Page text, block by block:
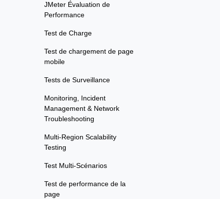
JMeter Évaluation de
Performance
Test de Charge
Test de chargement de page
mobile
Tests de Surveillance
Monitoring, Incident
Management & Network
Troubleshooting
Multi-Region Scalability
Testing
Test Multi-Scénarios
Test de performance de la
page